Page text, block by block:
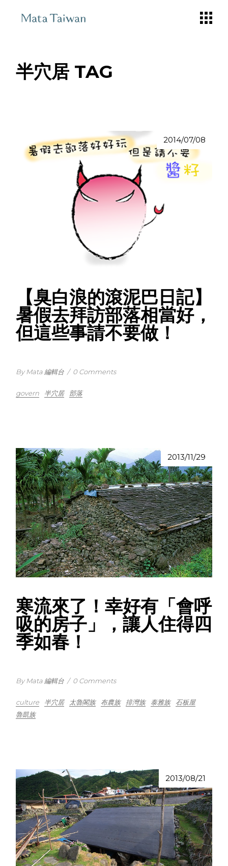
半穴居 TAG
2014/07/08
【臭白浪的滾泥巴日記】
暑假去拜訪部落相當好，
但這些事請不要做！
By Mata 編輯台 / 0 Comments
govern 半穴居 部落
2013/11/29
寒流來了！幸好有「會呼
吸的房子」，讓人住得四
季如春！
By Mata 編輯台 / 0 Comments
culture 半穴居 太魯閣族 布農族 排灣族 泰雅族
石板屋
魯凱族
2013/08/21